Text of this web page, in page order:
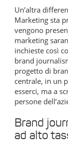
Un’altra
Marketing sta
vengono
marketing
inchieste così
brand
progetto di
centrale, in un
esserci, ma a
persone
Brand
ad alto